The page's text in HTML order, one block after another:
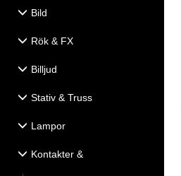
Bild
Rök & FX
Billjud
Stativ & Truss
Lampor
Kontakter &